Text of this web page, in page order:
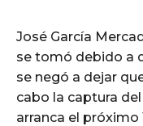
José García
se tomó debido a
se negó a dejar
cabo la captura
arranca el próximo